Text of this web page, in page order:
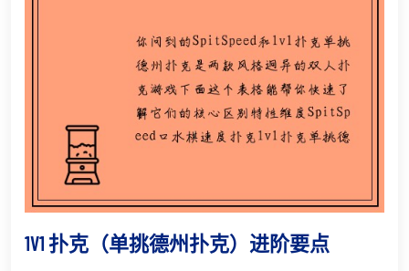
1V1 扑克（单挑德州扑克）进阶要点